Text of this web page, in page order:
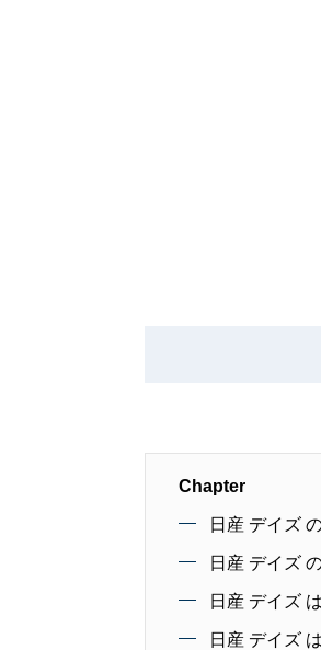
Chapter
日産 デイズ
日産 デイズ
日産 デイズ
日産 デイズ